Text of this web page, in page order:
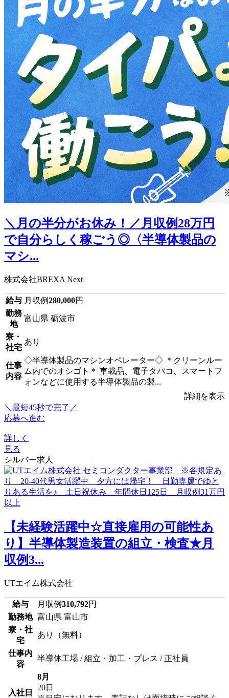
＼月の半分がお休み！／月収例28万円
で自分らしく稼ごう◎〈半導体製品の
マシ...
株式会社BREXA Next
給与 月収例280,000円
勤務
地
富山県 砺波市
寮・
社宅
あり
仕事
内容
◇半導体製品のマシンオペレーター◇ ＊クリーンルー
ム内でのオシゴト＊ 車載品、電子タバコ、スマートフ
ォンなどに使用する半導体製品の製...
詳細を表示
＼最短45秒で完了／
応募へ進む
詳しく
見る
シルバー求人
【未経験活躍中☆直接雇用の可能性あ
り】半導体製造装置の組立・検査★月
収例3...
UTエイム株式会社
給与 月収例310,792円
勤務地 富山県 富山市
寮・社
宅
あり（無料）
仕事内
容
半導体工場 / 組立・加工・プレス / 正社員
入社日
8月
20日